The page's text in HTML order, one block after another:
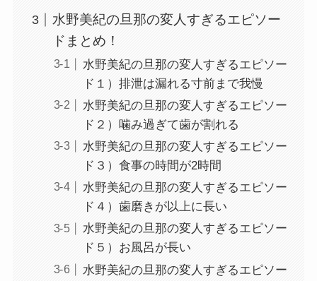
水野美紀の旦那の変人すぎるエピソー
ドまとめ！
水野美紀の旦那の変人すぎるエピソー
ド１）排泄は漏れる寸前まで我慢
水野美紀の旦那の変人すぎるエピソー
ド２）噛み過ぎて歯が割れる
水野美紀の旦那の変人すぎるエピソー
ド３）食事の時間が2時間
水野美紀の旦那の変人すぎるエピソー
ド４）歯磨きが以上に長い
水野美紀の旦那の変人すぎるエピソー
ド５）お風呂が長い
水野美紀の旦那の変人すぎるエピソー